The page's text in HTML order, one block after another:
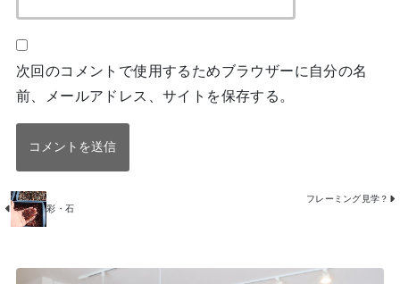
次回のコメントで使用するためブラウザーに自分の名
前、メールアドレス、サイトを保存する。
彩・石
フレーミング見学？